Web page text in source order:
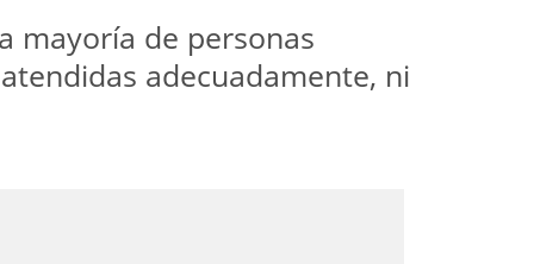
mayoría de personas
adecuadamente, ni